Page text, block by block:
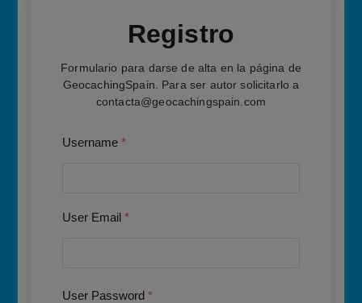
Registro
Formulario para darse de alta en la página de
GeocachingSpain. Para ser autor solicitarlo a
contacta@geocachingspain.com
Username *
User Email *
User Password *